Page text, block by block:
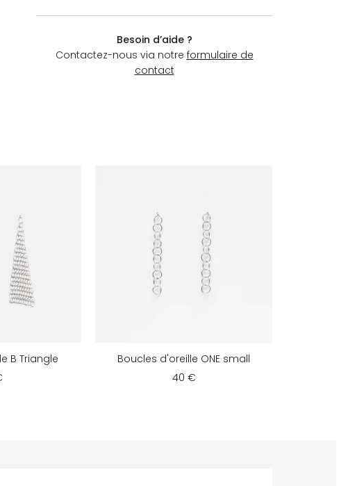
Besoin d’aide ?
Contactez-nous via notre formulaire de
contact
B Triangle
Boucles d'oreille ONE small
40 €